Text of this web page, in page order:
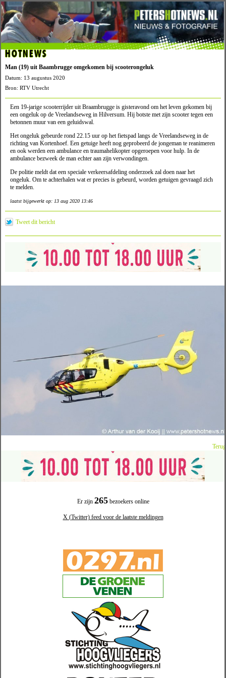
Er zijn 265bezoekers online
X (Twitter) feed voor de laatste meldingen
HOTNEWS
Man (19) uit Baambrugge omgekomen bij scooterongeluk
Datum: 13 augustus 2020
Bron: RTV Utrecht
Een 19-jarige scooterrijder uit Braambrugge is gisteravond om het leven gekomen bij
een ongeluk op de Vreelandseweg in Hilversum. Hij botste met zijn scooter tegen een
betonnen muur van een geluidswal.
Het ongeluk gebeurde rond 22.15 uur op het fietspad langs de Vreelandseweg in de
richting van Kortenhoef. Een getuige heeft nog geprobeerd de jongeman te reanimeren
en ook werden een ambulance en traumahelikopter opgeroepen voor hulp. In de
ambulance bezweek de man echter aan zijn verwondingen.
De politie meldt dat een speciale verkeersafdeling onderzoek zal doen naar het
ongeluk. Om te achterhalen wat er precies is gebeurd, worden getuigen gevraagd zich
te melden.
laatst bijgewerkt op: 13 aug 2020 13:46
Tweet dit bericht
Terug